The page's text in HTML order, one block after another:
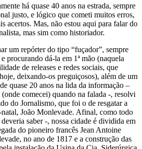
há quase 40 anos na estrada, sempre
justo, e lógico que cometi muitos erros,
acertos. Mas, não estou aqui para falar do
mas sim como historiador.
um repórter do tipo “fuçador”, sempre
procurando dá-la em 1ª mão (naquela
de releases e redes sociais, que
deixando-os preguiçosos), além de um
quase 20 anos na lida da informação –
comecei) quando na falada -, resolvi
do Jornalismo, que foi o de resgatar a
João Monlevade. Afinal, como todo
saber -, nossa cidade é dividida em
do pioneiro francês Jean Antoine
no ano de 1817 e a construção das